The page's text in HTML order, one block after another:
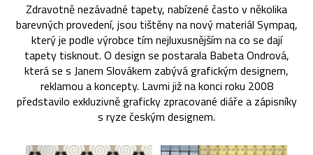
Zdravotně nezávadné tapety, nabízené často v několika
barevných provedení, jsou tištěny na nový materiál Sympaq,
který je podle výrobce tím nejluxusnějším na co se dají
tapety tisknout. O design se postarala Babeta Ondrová,
která se s Janem Slovákem zabývá grafickým designem,
reklamou a koncepty. Lavmi již na konci roku 2008
představilo exkluzivně graficky zpracované diáře a zápisníky
s ryze českým designem.